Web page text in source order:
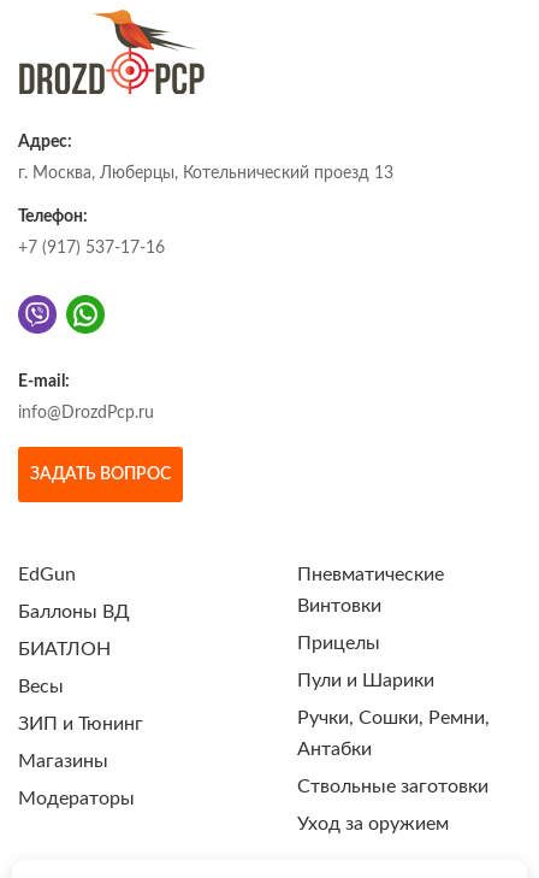
Адрес:
г. Москва, Люберцы, Котельнический проезд 13
Телефон:
+7 (917) 537-17-16
E-mail:
info@DrozdPcp.ru
ЗАДАТЬ ВОПРОС
EdGun
Баллоны ВД
БИАТЛОН
Весы
ЗИП и Тюнинг
Магазины
Модераторы
Пневматические
Винтовки
Прицелы
Пули и Шарики
Ручки, Сошки, Ремни,
Антабки
Ствольные заготовки
Уход за оружием